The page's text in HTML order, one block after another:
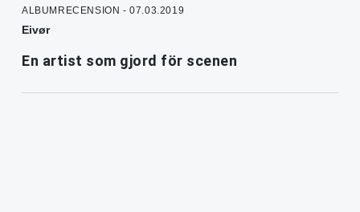
ALBUMRECENSION - 07.03.2019
Eivør
En artist som gjord för scenen